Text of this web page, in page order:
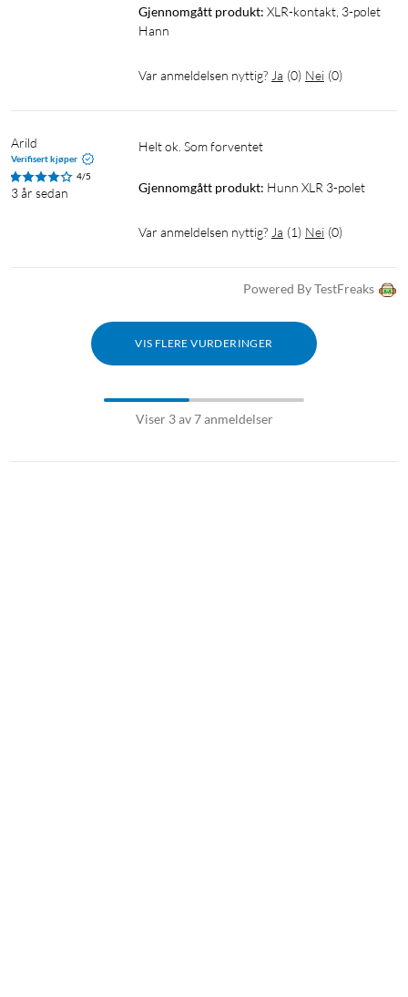
Gjennomgått produkt: XLR-kontakt, 3-polet
Hann
Var anmeldelsen nyttig? Ja (0) Nei (0)
Arild
Verifisert kjøper
4/5
3 år sedan
Helt ok. Som forventet
Gjennomgått produkt: Hunn XLR 3-polet
Var anmeldelsen nyttig? Ja (1) Nei (0)
Powered By TestFreaks
VIS FLERE VURDERINGER
Viser 3 av 7 anmeldelser